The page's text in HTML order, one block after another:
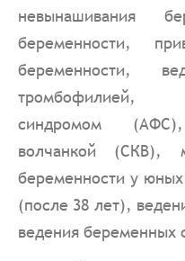
невынашивания
беременности,
беременности,
тромбофилией,
синдромом
волчанкой (СКВ),
беременности у
(после 38 лет),
ведения беременных